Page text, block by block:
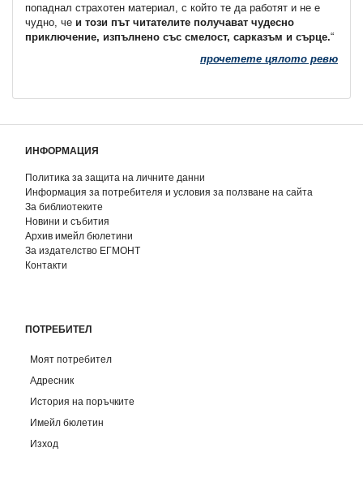
попаднал страхотен материал, с който те да работят и не е
чудно, че и този път читателите получават чудесно
приключение, изпълнено със смелост, сарказъм и сърце.“
прочетете цялото ревю
ИНФОРМАЦИЯ
Политика за защита на личните данни
Информация за потребителя и условия за ползване на сайта
За библиотеките
Новини и събития
Архив имейл бюлетини
За издателство ЕГМОНТ
Контакти
ПОТРЕБИТЕЛ
Моят потребител
Адресник
История на поръчките
Имейл бюлетин
Изход